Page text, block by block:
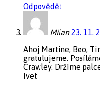
Odpovědět
Milan 23. 11.
Ahoj Martine, Beo,
gratulujeme.
Crawley. Držíme
Ivet